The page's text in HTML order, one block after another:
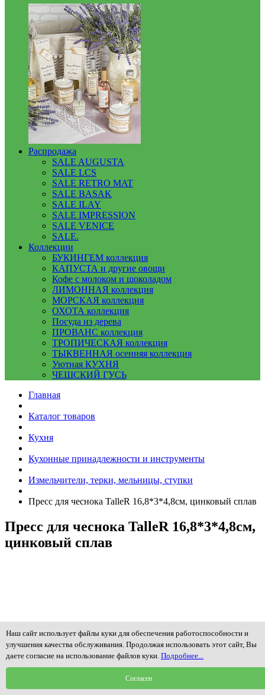
Распродажа
SALE AUGUSTA
SALE LCS
SALE RETRO MAT
SALE BASAK
SALE ILAY
SALE IMPRESSION
SALE VENICE
SALE.
Коллекции
БУКИНГЕМ коллекция
КАПУСТА и другие овощи
Кофе с молоком и шоколадом
ЛИМОННАЯ коллекция
МОРСКАЯ коллекция
ОХОТА коллекция
Посуда из дерева
ПРОВАНС коллекция
ТРОПИЧЕСКАЯ коллекция
ТЫКВЕННАЯ осенняя коллекция
Уютная КУХНЯ
ЧЕШСКИЙ ГУСЬ
Главная
Каталог товаров
Кухня
Кухонные принадлежности и инструменты
Измельчители, терки, мельницы, ступки
Пресс для чеснока TalleR 16,8*3*4,8см, цинковый сплав
Пресс для чеснока TalleR 16,8*3*4,8см,
цинковый сплав
Наш сайт использует файлы куки для обеспечения работоспособности и
улучшения качества обслуживания. Продолжая использовать этот сайт, Вы
даете согласие на использование файлов куки. Подробнее...
Согласен